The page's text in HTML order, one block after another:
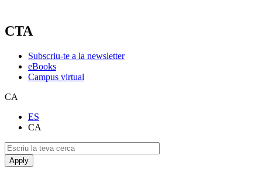
CTA
Subscriu-te a la newsletter
eBooks
Campus virtual
CA
ES
CA